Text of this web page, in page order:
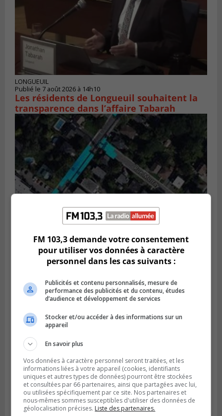
LONGUEUIL
Publié le 7 août 2026 à 14h10
Les résidents de Longueuil souhaitent la
transparence dans l’affaire Tabarah
GREENFIELD PARK
Publié le 6 août 2026 à 13h45
Greenfield Park veut s’armer contre les
pluies
FM 103,3 demande votre consentement
pour utiliser vos données à caractère
personnel dans les cas suivants :
Publicités et contenu personnalisés, mesure de
performance des publicités et du contenu, études
d’audience et développement de services
Stocker et/ou accéder à des informations sur un
appareil
En savoir plus
Vos données à caractère personnel seront traitées, et les
informations liées à votre appareil (cookies, identifiants
uniques et autres types de données) pourront être stockées
et consultées par 66 partenaires, ainsi que partagées avec lui,
ou utilisées spécifiquement par ce site. Nos partenaires et
nous-mêmes sommes susceptibles d'utiliser des données de
géolocalisation précises. Liste des partenaires.